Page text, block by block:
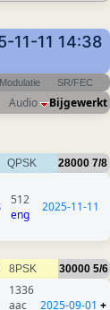
11-11 14:38
Modulatie SR/FEC
Audio Bijgewerkt
QPSK 28000 7/8
512
eng
2025-11-11
8PSK 30000 5/6
1336
aac
2025-09-01 +